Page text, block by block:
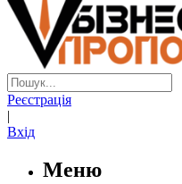
Реєстрація
|
Вхід
Меню